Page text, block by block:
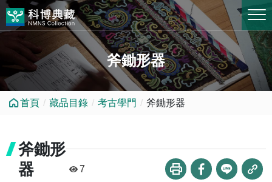
跳到中央內容區塊
斧鋤形器
首頁 藏品目錄 考古學門 斧鋤形器
斧鋤形
器
7